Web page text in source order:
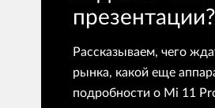
презентации?
Рассказываем, чего
рынка, какой еще
подробности о Mi 11